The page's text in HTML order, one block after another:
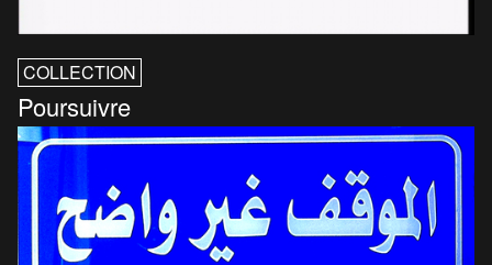
COLLECTION
Poursuivre